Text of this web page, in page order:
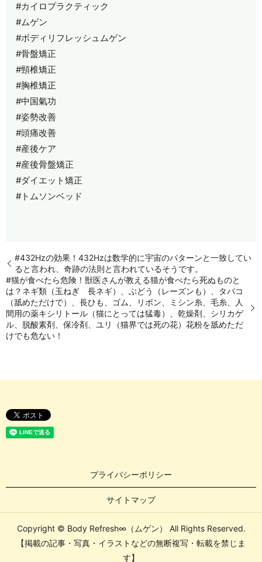
#カイロプラクティック
#ムゲン
#ボディリフレッシュムゲン
#骨盤矯正
#頸椎矯正
#胸椎矯正
#中国氣功
#姿勢改善
#頭痛改善
#産後ケア
#産後骨盤矯正
#ダイエット矯正
#トムソンベッド
#432Hzの効果！432Hzは数学的に宇宙のパターンと一致してい
ると言われ、奇跡の法則と言われているそうです。
#猫が食べたら危険！獣医さんが教える猫が食べたら死ぬものと
は？ネギ類（玉ねぎ 長ネギ）、ぶどう（レーズンも）、タバコ
（舐めただけで）、長ひも、ゴム、リボン、ミシン糸、毛糸、人
間用の薬キシリトール（猫にとっては猛毒）、乾燥剤、シリカゲ
ル、脱酸素剤、保冷剤、ユリ（猫界では死の花）花粉を舐めただ
けでも危ない！
プライバシーポリシー
サイトマップ
Copyright © Body Refresh∞（ムゲン） All Rights Reserved.
【掲載の記事・写真・イラストなどの無断複写・転載を禁じま
す】